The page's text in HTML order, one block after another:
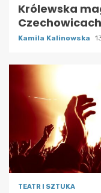
Królewska
Kamila Kalinowska
TEATR I SZTUKA